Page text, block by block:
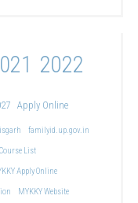
2022
Apply Online
familyid.up.gov.in
List
Apply Online
MYKKY Website